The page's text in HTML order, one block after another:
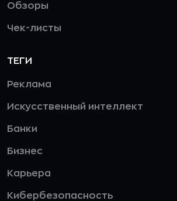
Обзоры
Чек-листы
ТЕГИ
Реклама
Искусственный интеллект
Банки
Бизнес
Карьера
Кибербезопасность